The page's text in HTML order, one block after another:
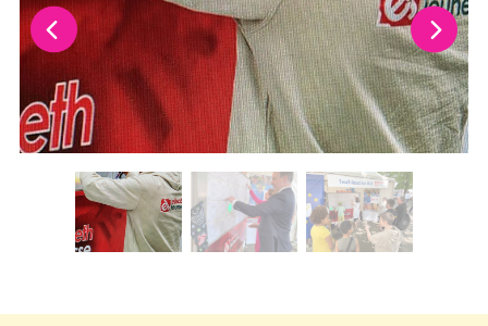
Changer la diapositive actuelle de ce carrousel